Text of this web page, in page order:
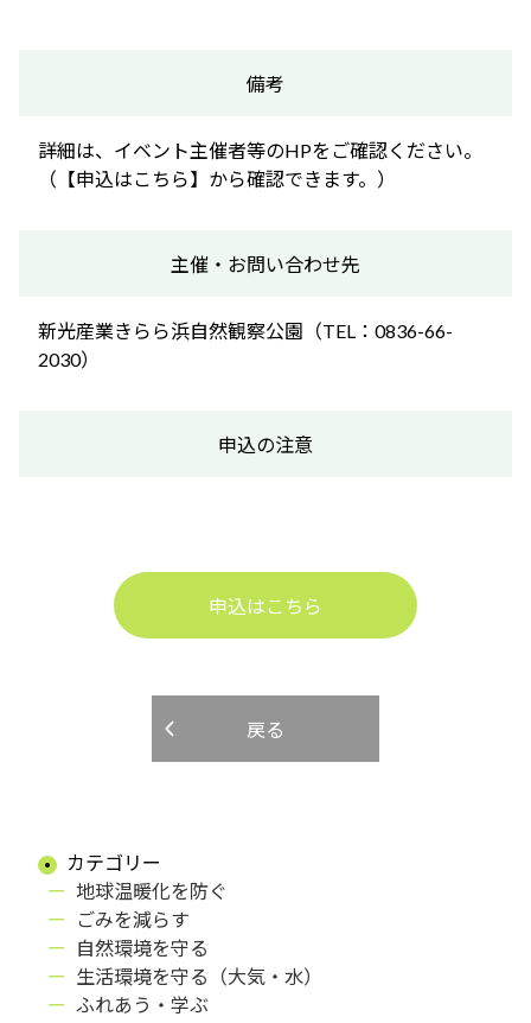
備考
詳細は、イベント主催者等のHPをご確認ください。
（【申込はこちら】から確認できます。）
主催・お問い合わせ先
新光産業きらら浜自然観察公園（TEL：0836-66-
2030）
申込の注意
申込はこちら
戻る
カテゴリー
地球温暖化を防ぐ
ごみを減らす
自然環境を守る
生活環境を守る（大気・水）
ふれあう・学ぶ